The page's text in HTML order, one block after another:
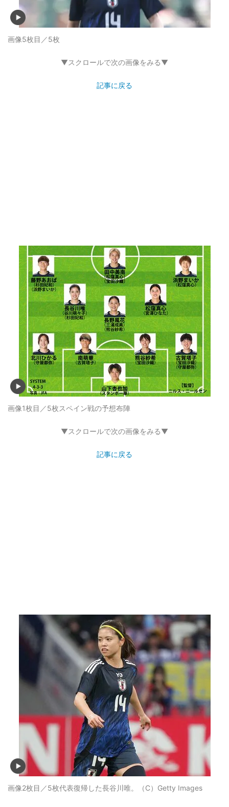
画像5枚目／5枚
▼スクロールで次の画像をみる▼
記事に戻る
画像1枚目／5枚スペイン戦の予想布陣
▼スクロールで次の画像をみる▼
記事に戻る
画像2枚目／5枚代表復帰した長谷川唯。（C）Getty Images